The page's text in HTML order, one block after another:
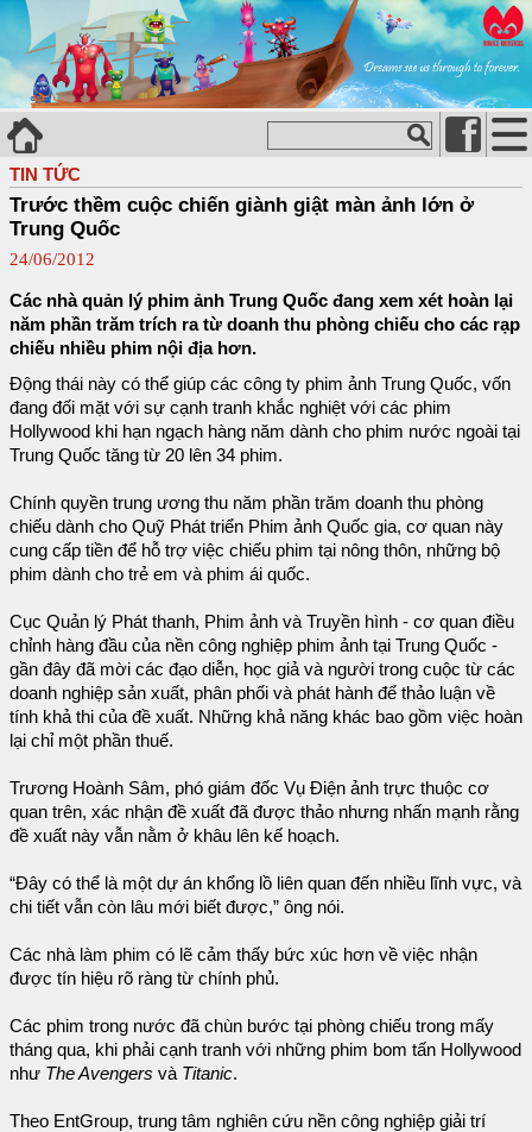
TIN TỨC
Trước thềm cuộc chiến giành giật màn ảnh lớn ở
Trung Quốc
24/06/2012
Các nhà quản lý phim ảnh Trung Quốc đang xem xét hoàn lại
năm phần trăm trích ra từ doanh thu phòng chiếu cho các rạp
chiếu nhiều phim nội địa hơn.
Động thái này có thể giúp các công ty phim ảnh Trung Quốc, vốn
đang đối mặt với sự cạnh tranh khắc nghiệt với các phim
Hollywood khi hạn ngạch hàng năm dành cho phim nước ngoài tại
Trung Quốc tăng từ 20 lên 34 phim.
Chính quyền trung ương thu năm phần trăm doanh thu phòng
chiếu dành cho Quỹ Phát triển Phim ảnh Quốc gia, cơ quan này
cung cấp tiền để hỗ trợ việc chiếu phim tại nông thôn, những bộ
phim dành cho trẻ em và phim ái quốc.
Cục Quản lý Phát thanh, Phim ảnh và Truyền hình - cơ quan điều
chỉnh hàng đầu của nền công nghiệp phim ảnh tại Trung Quốc -
gần đây đã mời các đạo diễn, học giả và người trong cuộc từ các
doanh nghiệp sản xuất, phân phối và phát hành để thảo luận về
tính khả thi của đề xuất. Những khả năng khác bao gồm việc hoàn
lại chỉ một phần thuế.
Trương Hoành Sâm, phó giám đốc Vụ Điện ảnh trực thuộc cơ
quan trên, xác nhận đề xuất đã được thảo nhưng nhấn mạnh rằng
đề xuất này vẫn nằm ở khâu lên kế hoạch.
“Đây có thể là một dự án khổng lồ liên quan đến nhiều lĩnh vực, và
chi tiết vẫn còn lâu mới biết được,” ông nói.
Các nhà làm phim có lẽ cảm thấy bức xúc hơn về việc nhận
được tín hiệu rõ ràng từ chính phủ.
Các phim trong nước đã chùn bước tại phòng chiếu trong mấy
tháng qua, khi phải cạnh tranh với những phim bom tấn Hollywood
như The Avengers và Titanic.
Theo EntGroup, trung tâm nghiên cứu nền công nghiệp giải trí